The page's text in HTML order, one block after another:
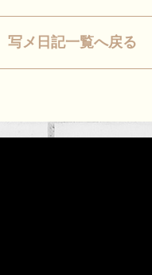
写メ日記一覧へ戻る